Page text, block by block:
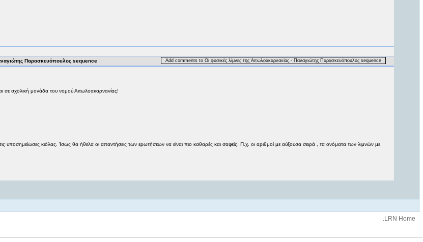
Παρασκευόπουλος sequence
Add comments to Οι φυσικές λίμνες της Αιτωλοακαρνανίας - Παναγιώτης Παρασκευόπουλος sequence
σε σχολική μονάδα του νομού Αιτωλοακαρνανίας!
κιόλας. Ίσως θα ήθελα οι απαντήσεις των ερωτήσεων να είναι πιο καθαρές και σαφείς. Π.χ. οι αριθμοί με αύξουσα σειρά , τα ονόματα των λιμνών με
.LRN Home